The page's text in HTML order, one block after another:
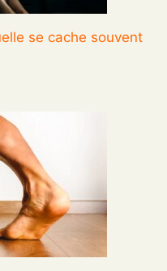
se cache souvent